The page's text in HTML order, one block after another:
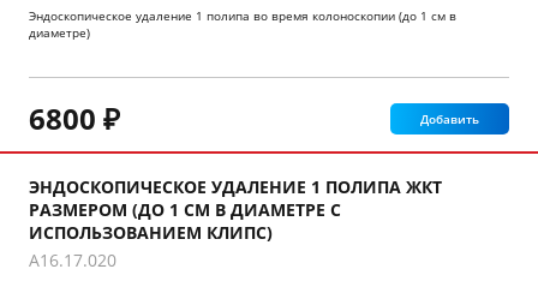
Эндоскопическое удаление 1 полипа во время колоноскопии (до 1 см в
диаметре)
6800 ₽ Добавить
ЭНДОСКОПИЧЕСКОЕ УДАЛЕНИЕ 1 ПОЛИПА ЖКТ
РАЗМЕРОМ (ДО 1 СМ В ДИАМЕТРЕ С
ИСПОЛЬЗОВАНИЕМ КЛИПС)
A16.17.020